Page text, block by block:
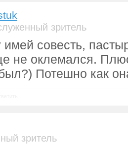
зритель
имей совесть,
не оклемался.
Потешно как
зритель